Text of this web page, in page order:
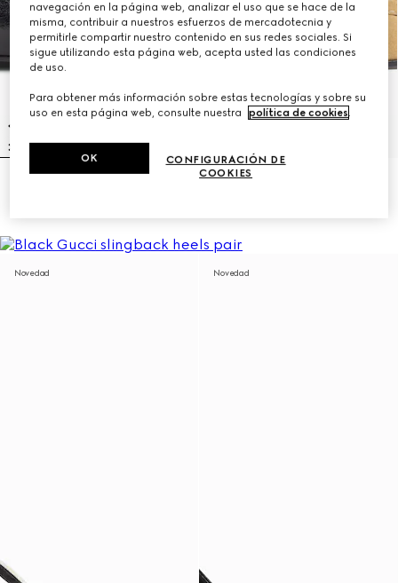
Novedad Novedad
navegación en la página web, analizar el uso que se hace de la
misma, contribuir a nuestros esfuerzos de mercadotecnia y
permitirle compartir nuestro contenido en sus redes sociales. Si
sigue utilizando esta página web, acepta usted las condiciones
de uso.
Para obtener más información sobre estas tecnologías y sobre su
uso en esta página web, consulte nuestra
política de cookies.
CONFIGURACIÓN DE
COOKIES
OK